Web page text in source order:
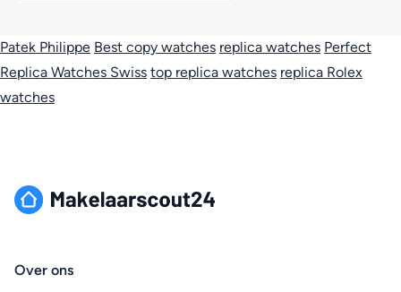
Patek Philippe Best copy watches replica watches Perfect
Replica Watches Swiss top replica watches replica Rolex
watches
Over ons